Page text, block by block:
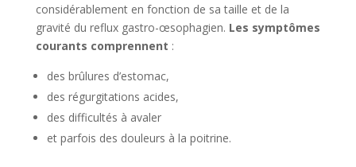
considérablement en fonction de sa taille et de la
gravité du reflux gastro-œsophagien. Les symptômes
courants comprennent :
des brûlures d’estomac,
des régurgitations acides,
des difficultés à avaler
et parfois des douleurs à la poitrine.